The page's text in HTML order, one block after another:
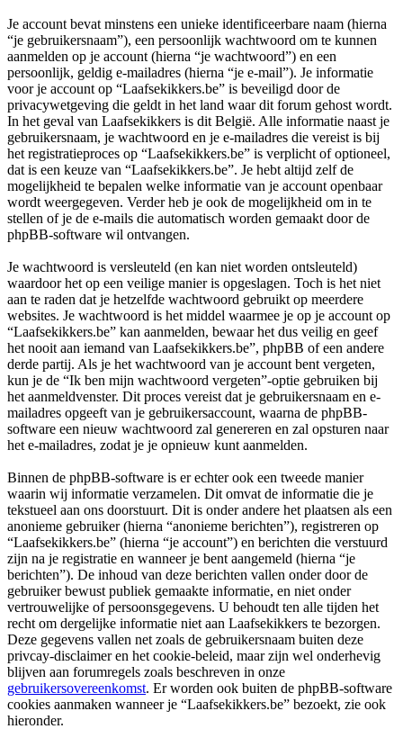
Je account bevat minstens een unieke identificeerbare naam (hierna
“je gebruikersnaam”), een persoonlijk wachtwoord om te kunnen
aanmelden op je account (hierna “je wachtwoord”) en een
persoonlijk, geldig e-mailadres (hierna “je e-mail”). Je informatie
voor je account op “Laafsekikkers.be” is beveiligd door de
privacywetgeving die geldt in het land waar dit forum gehost wordt.
In het geval van Laafsekikkers is dit België. Alle informatie naast je
gebruikersnaam, je wachtwoord en je e-mailadres die vereist is bij
het registratieproces op “Laafsekikkers.be” is verplicht of optioneel,
dat is een keuze van “Laafsekikkers.be”. Je hebt altijd zelf de
mogelijkheid te bepalen welke informatie van je account openbaar
wordt weergegeven. Verder heb je ook de mogelijkheid om in te
stellen of je de e-mails die automatisch worden gemaakt door de
phpBB-software wil ontvangen.
Je wachtwoord is versleuteld (en kan niet worden ontsleuteld)
waardoor het op een veilige manier is opgeslagen. Toch is het niet
aan te raden dat je hetzelfde wachtwoord gebruikt op meerdere
websites. Je wachtwoord is het middel waarmee je op je account op
“Laafsekikkers.be” kan aanmelden, bewaar het dus veilig en geef
het nooit aan iemand van Laafsekikkers.be”, phpBB of een andere
derde partij. Als je het wachtwoord van je account bent vergeten,
kun je de “Ik ben mijn wachtwoord vergeten”-optie gebruiken bij
het aanmeldvenster. Dit proces vereist dat je gebruikersnaam en e-
mailadres opgeeft van je gebruikersaccount, waarna de phpBB-
software een nieuw wachtwoord zal genereren en zal opsturen naar
het e-mailadres, zodat je je opnieuw kunt aanmelden.
Binnen de phpBB-software is er echter ook een tweede manier
waarin wij informatie verzamelen. Dit omvat de informatie die je
tekstueel aan ons doorstuurt. Dit is onder andere het plaatsen als een
anonieme gebruiker (hierna “anonieme berichten”), registreren op
“Laafsekikkers.be” (hierna “je account”) en berichten die verstuurd
zijn na je registratie en wanneer je bent aangemeld (hierna “je
berichten”). De inhoud van deze berichten vallen onder door de
gebruiker bewust publiek gemaakte informatie, en niet onder
vertrouwelijke of persoonsgegevens. U behoudt ten alle tijden het
recht om dergelijke informatie niet aan Laafsekikkers te bezorgen.
Deze gegevens vallen net zoals de gebruikersnaam buiten deze
privcay-disclaimer en het cookie-beleid, maar zijn wel onderhevig
blijven aan forumregels zoals beschreven in onze
gebruikersovereenkomst. Er worden ook buiten de phpBB-software
cookies aanmaken wanneer je “Laafsekikkers.be” bezoekt, zie ook
hieronder.